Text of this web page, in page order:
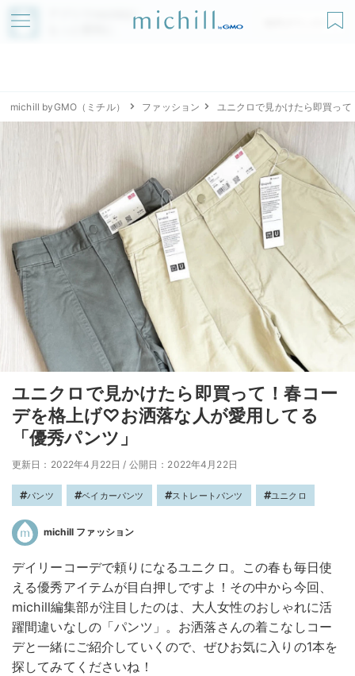
アプリでmichillが
無料ダウンロード
michill byGMO（ミチル） ファッション ユニクロで見かけたら即買っ
ユニクロで見かけたら即買って！春コー
デを格上げ♡お洒落な人が愛用してる
「優秀パンツ」
更新日：2022年4月22日 / 公開日：2022年4月22日
パンツ ベイカーパンツ ストレートパンツ ユニクロ
michill ファッション
デイリーコーデで頼りになるユニクロ。この春も毎日使
える優秀アイテムが目白押しですよ！その中から今回、
michill編集部が注目したのは、大人女性のおしゃれに活
躍間違いなしの「パンツ」。お洒落さんの着こなしコー
デと一緒にご紹介していくので、ぜひお気に入りの1本を
探してみてくださいね！